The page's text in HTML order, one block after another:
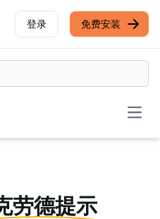
登录 免费安装
劳德提示